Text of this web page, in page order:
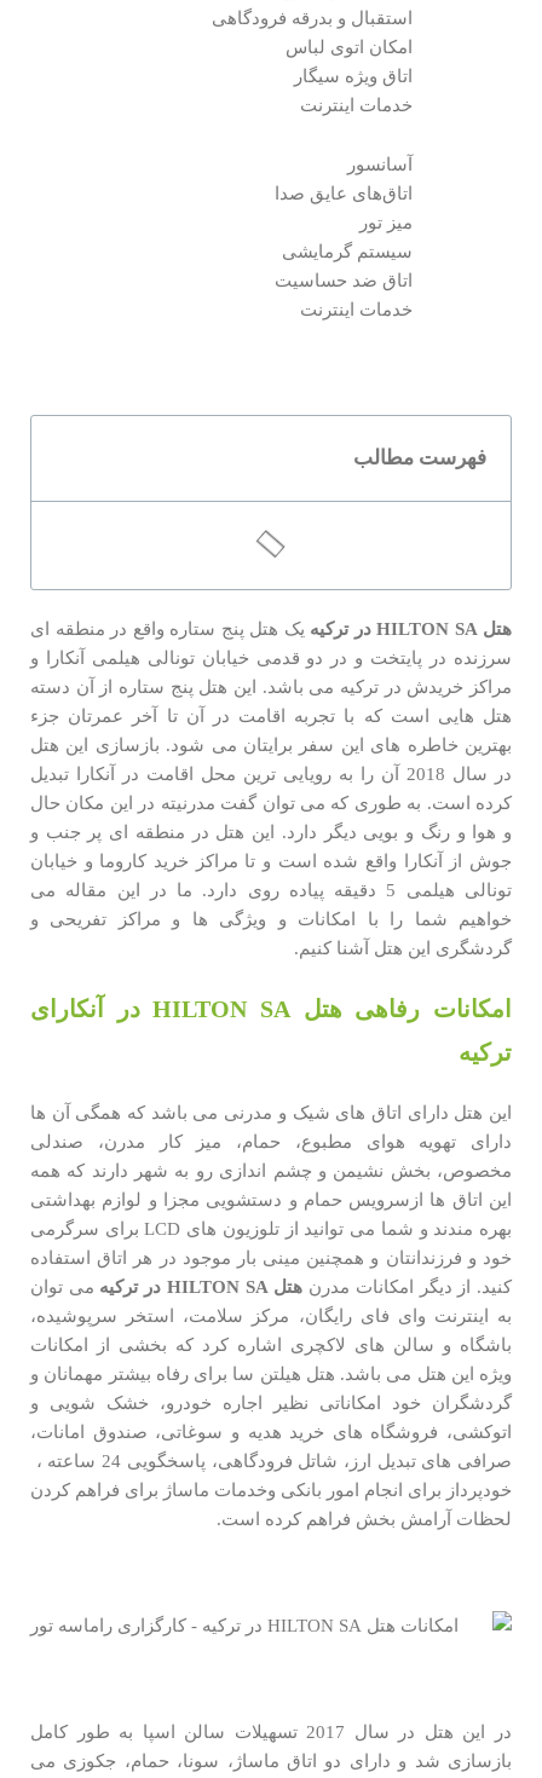
استقبال و بدرقه فرودگاهی
امکان اتوی لباس
اتاق ویژه سیگار
خدمات اینترنت
آسانسور
اتاق‌های عایق صدا
میز تور
سیستم گرمایشی
اتاق ضد حساسیت
خدمات اینترنت
فهرست مطالب
هتل HILTON SA در ترکیه یک هتل پنج ستاره واقع در منطقه ای
سرزنده در پایتخت و در دو قدمی خیابان تونالی هیلمی آنکارا و
مراکز خریدش در ترکیه می باشد. این هتل پنج ستاره از آن دسته
هتل هایی است که با تجربه اقامت در آن تا آخر عمرتان جزء
بهترین خاطره های این سفر برایتان می شود. بازسازی این هتل
در سال 2018 آن را به رویایی ترین محل اقامت در آنکارا تبدیل
کرده است. به طوری که می توان گفت مدرنیته در این مکان حال
و هوا و رنگ و بویی دیگر دارد. این هتل در منطقه ای پر جنب و
جوش از آنکارا واقع شده است و تا مراکز خرید کاروما و خیابان
تونالی هیلمی 5 دقیقه پیاده روی دارد. ما در این مقاله می
خواهیم شما را با امکانات و ویژگی ها و مراکز تفریحی و
گردشگری این هتل آشنا کنیم.
امکانات رفاهی هتل HILTON SA در آنکارای
ترکیه
این هتل دارای اتاق های شیک و مدرنی می باشد که همگی آن ها
دارای تهویه هوای مطبوع، حمام، میز کار مدرن، صندلی
مخصوص، بخش نشیمن و چشم اندازی رو به شهر دارند که همه
این اتاق ها ازسرویس حمام و دستشویی مجزا و لوازم بهداشتی
بهره مندند و شما می توانید از تلوزیون های LCD برای سرگرمی
خود و فرزندانتان و همچنین مینی بار موجود در هر اتاق استفاده
کنید. از دیگر امکانات مدرن هتل HILTON SA در ترکیه می توان
به اینترنت وای فای رایگان، مرکز سلامت، استخر سرپوشیده،
باشگاه و سالن های لاکچری اشاره کرد که بخشی از امکانات
ویژه این هتل می باشد. هتل هیلتن سا برای رفاه بیشتر مهمانان و
گردشگران خود امکاناتی نظیر اجاره خودرو، خشک شویی و
اتوکشی، فروشگاه های خرید هدیه و سوغاتی، صندوق امانات،
صرافی های تبدیل ارز، شاتل فرودگاهی، پاسخگویی 24 ساعته ،
خودپرداز برای انجام امور بانکی وخدمات ماساژ برای فراهم کردن
لحظات آرامش بخش فراهم کرده است.
در این هتل در سال 2017 تسهیلات سالن اسپا به طور کامل
بازسازی شد و دارای دو اتاق ماساژ، سونا، حمام، جکوزی می